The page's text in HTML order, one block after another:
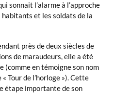
sonnait l’alarme à l’approche
et les soldats de la
près de deux siècles de
de maraudeurs, elle a été
(comme en témoigne son nom
Tour de l’horloge »). Cette
étape importante de son